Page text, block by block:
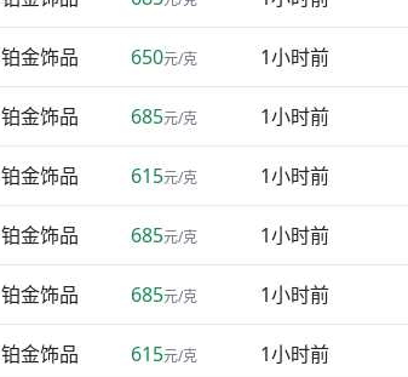
铂金饰品 650元/克 1小时前
铂金饰品 685元/克 1小时前
铂金饰品 615元/克 1小时前
铂金饰品 685元/克 1小时前
铂金饰品 685元/克 1小时前
铂金饰品 615元/克 1小时前